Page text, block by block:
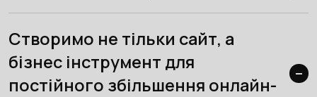
Створимо не тільки сайт, а
бізнес інструмент для
постійного збільшення онлайн-